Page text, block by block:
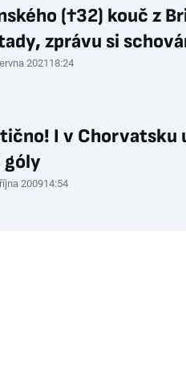
(†32) kouč z
zprávu si
2021 18:24
I v Chorvatsku
góly
200914:54